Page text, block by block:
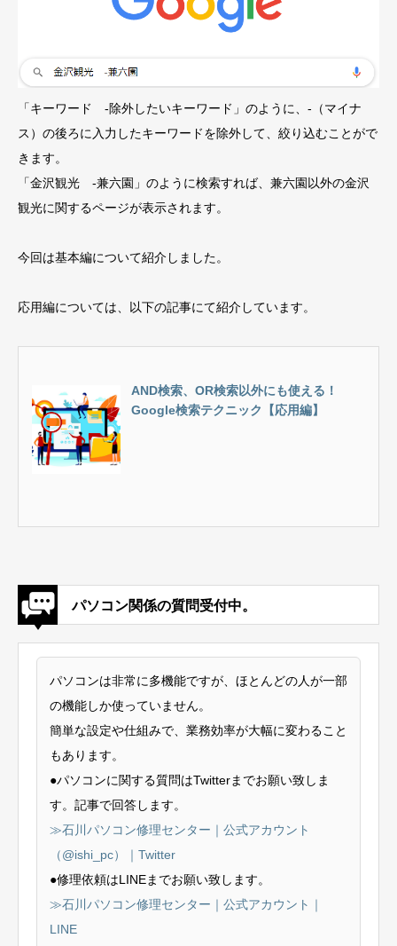
「キーワード -除外したいキーワード」のように、-（マイナ
ス）の後ろに入力したキーワードを除外して、絞り込むことがで
きます。
「金沢観光 -兼六園」のように検索すれば、兼六園以外の金沢
観光に関するページが表示されます。
今回は基本編について紹介しました。
応用編については、以下の記事にて紹介しています。
AND検索、OR検索以外にも使える！
Google検索テクニック【応用編】
パソコン関係の質問受付中。
パソコンは非常に多機能ですが、ほとんどの人が一部
の機能しか使っていません。
簡単な設定や仕組みで、業務効率が大幅に変わること
もあります。
●パソコンに関する質問はTwitterまでお願い致しま
す。記事で回答します。
≫石川パソコン修理センター｜公式アカウント
（@ishi_pc）｜Twitter
●修理依頼はLINEまでお願い致します。
≫石川パソコン修理センター｜公式アカウント｜
LINE